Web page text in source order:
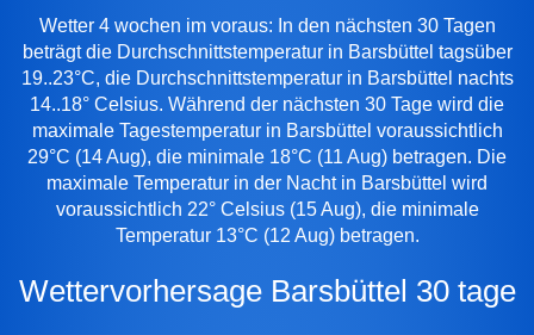
Wetter 4 wochen im voraus: In den nächsten 30 Tagen
beträgt die Durchschnittstemperatur in Barsbüttel tagsüber
19..23°C, die Durchschnittstemperatur in Barsbüttel nachts
14..18° Celsius. Während der nächsten 30 Tage wird die
maximale Tagestemperatur in Barsbüttel voraussichtlich
29°C (14 Aug), die minimale 18°C (11 Aug) betragen. Die
maximale Temperatur in der Nacht in Barsbüttel wird
voraussichtlich 22° Celsius (15 Aug), die minimale
Temperatur 13°C (12 Aug) betragen.
Wettervorhersage Barsbüttel 30 tage